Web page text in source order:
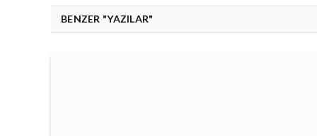
BENZER "YAZILAR"